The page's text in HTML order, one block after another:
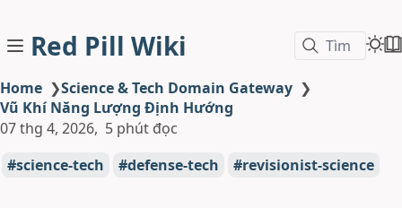
Red Pill Wiki Tìm
Home ❯Science & Tech Domain Gateway ❯
Vũ Khí Năng Lượng Định Hướng
07 thg 4, 2026 5 phút đọc
science-tech
defense-tech revisionist-science